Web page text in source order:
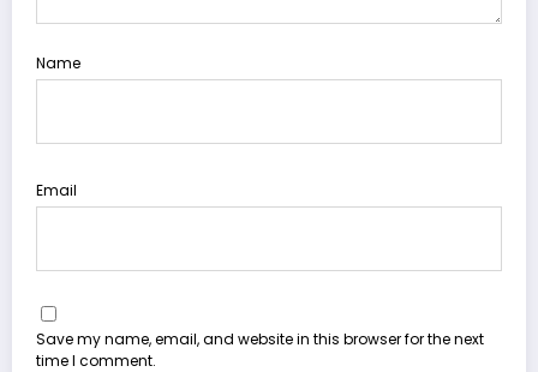
Name
Email
Save my name, email, and website in this browser for the next
time I comment.